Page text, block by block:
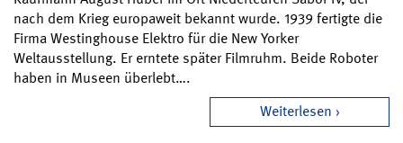
nach dem Krieg europaweit bekannt wurde. 1939 fertigte die
Firma Westinghouse Elektro für die New Yorker
Weltausstellung. Er erntete später Filmruhm. Beide Roboter
haben in Museen überlebt….
Weiterlesen